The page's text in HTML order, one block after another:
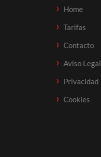
Home
Tarifas
Contacto
Aviso Legal
Privacidad
Cookies